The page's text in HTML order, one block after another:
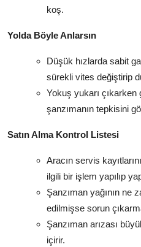
koş.
Yolda Böyle Anlarsın
Düşük hızlarda sabit
sürekli vites değiştirip
Yokuş yukarı
şanzımanın tepkisini
Satın Alma Kontrol Listesi
Aracın servis
ilgili bir işlem yapılıp
Şanzıman yağının ne
edilmişse sorun
Şanzıman arızası
içirir.